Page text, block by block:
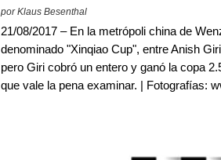
por Klaus Besenthal
21/08/2017 – En la metrópoli china de
denominado "Xinqiao Cup", entre Anish
pero Giri cobró un entero y ganó la copa
que vale la pena examinar. | Fotografías: